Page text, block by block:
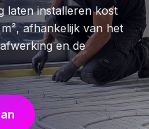
laten installeren kost
afhankelijk van het
en de